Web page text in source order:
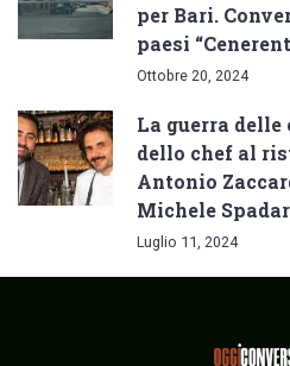
per Bari.
paesi
Ottobre 20, 2024
La guerra delle
dello chef al
Antonio
Michele
Luglio 11, 2024